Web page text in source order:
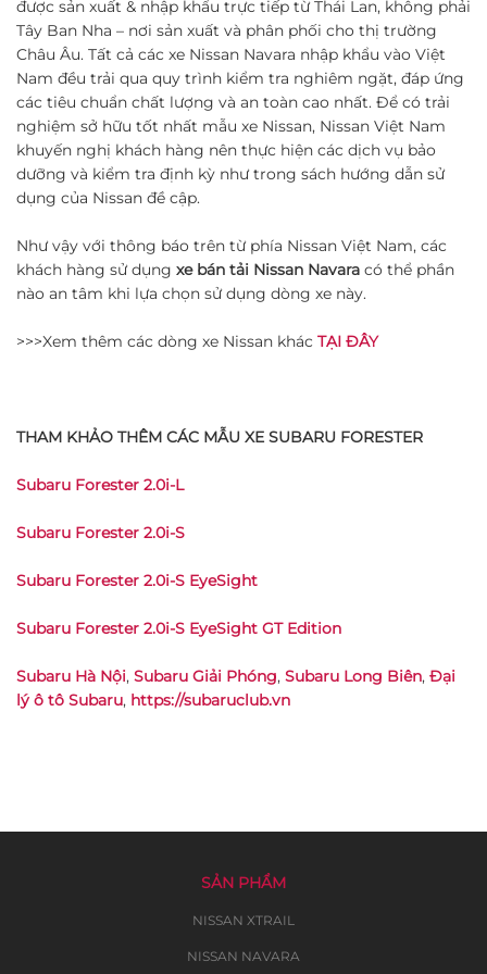
được sản xuất & nhập khẩu trực tiếp từ Thái Lan, không phải
Tây Ban Nha – nơi sản xuất và phân phối cho thị trường
Châu Âu. Tất cả các xe Nissan Navara nhập khẩu vào Việt
Nam đều trải qua quy trình kiểm tra nghiêm ngặt, đáp ứng
các tiêu chuẩn chất lượng và an toàn cao nhất. Để có trải
nghiệm sở hữu tốt nhất mẫu xe Nissan, Nissan Việt Nam
khuyến nghị khách hàng nên thực hiện các dịch vụ bảo
dưỡng và kiểm tra định kỳ như trong sách hướng dẫn sử
dụng của Nissan đề cập.
Như vậy với thông báo trên từ phía Nissan Việt Nam, các
khách hàng sử dụng xe bán tải Nissan Navara có thể phần
nào an tâm khi lựa chọn sử dụng dòng xe này.
>>>Xem thêm các dòng xe Nissan khác TẠI ĐÂY
THAM KHẢO THÊM CÁC MẪU XE SUBARU FORESTER
Subaru Forester 2.0i-L
Subaru Forester 2.0i-S
Subaru Forester 2.0i-S EyeSight
Subaru Forester 2.0i-S EyeSight GT Edition
Subaru Hà Nội, Subaru Giải Phóng, Subaru Long Biên, Đại
lý ô tô Subaru, https://subaruclub.vn
SẢN PHẨM
NISSAN XTRAIL
NISSAN NAVARA